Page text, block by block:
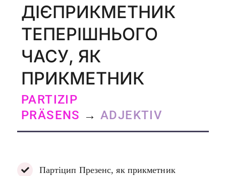
ДІЄПРИКМЕТНИК
ТЕПЕРІШНЬОГО
ЧАСУ, ЯК
ПРИКМЕТНИК
PARTIZIP
PRÄSENS →ADJEKTIV
Партіцип Презенс, як прикметник